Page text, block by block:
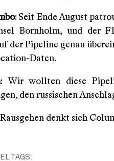
: Seit Ende August
Bornholm, und der
der Pipeline genau
Daten.
: Wir wollten diese
den russischen
denkt sich
TAGS: